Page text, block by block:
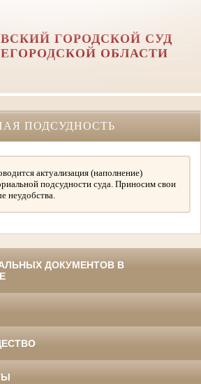
ГОРОДСКОЙ СУД
ОБЛАСТИ
ПОДСУДНОСТЬ
актуализация (наполнение)
подсудности суда. Приносим свои
неудобства.
ДОКУМЕНТОВ В